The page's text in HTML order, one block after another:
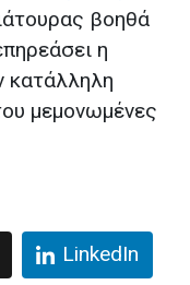
βοηθά
η
κατάλληλη
μεμονωμένες
LinkedIn